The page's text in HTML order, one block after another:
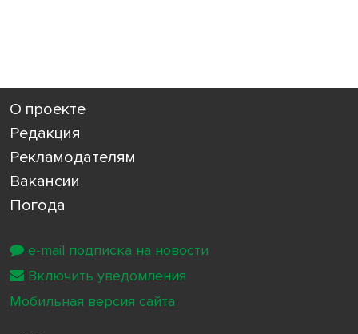
О проекте
Редакция
Рекламодателям
Вакансии
Погода
e-mail подписка на новости
Включить уведомления
Мобильная версия сайта